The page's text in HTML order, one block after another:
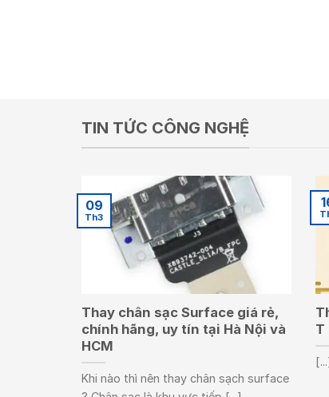
TIN TỨC CÔNG NGHỆ
Thay chân sạc Surface giá rẻ,
chính hãng, uy tín tại Hà Nội và
HCM
Khi nào thì nên thay chân sạch surface
09
Th3
T